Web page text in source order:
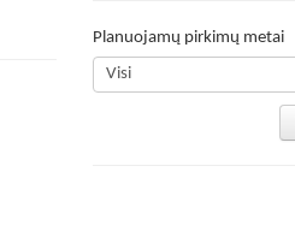
Planuojamų pirkimų metai